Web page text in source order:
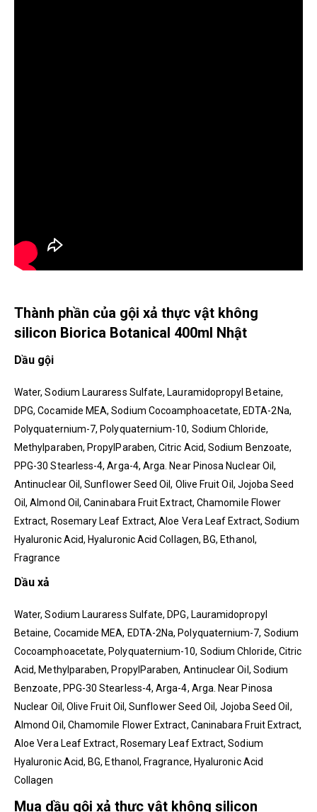
Thành phần của gội xả thực vật không
silicon Biorica Botanical 400ml Nhật
Dầu gội
Water, Sodium Lauraress Sulfate, Lauramidopropyl Betaine,
DPG, Cocamide MEA, Sodium Cocoamphoacetate, EDTA-2Na,
Polyquaternium-7, Polyquaternium-10, Sodium Chloride,
Methylparaben, PropylParaben, Citric Acid, Sodium Benzoate,
PPG-30 Stearless-4, Arga-4, Arga. Near Pinosa Nuclear Oil,
Antinuclear Oil, Sunflower Seed Oil, Olive Fruit Oil, Jojoba Seed
Oil, Almond Oil, Caninabara Fruit Extract, Chamomile Flower
Extract, Rosemary Leaf Extract, Aloe Vera Leaf Extract, Sodium
Hyaluronic Acid, Hyaluronic Acid Collagen, BG, Ethanol,
Fragrance
Dầu xả
Water, Sodium Lauraress Sulfate, DPG, Lauramidopropyl
Betaine, Cocamide MEA, EDTA-2Na, Polyquaternium-7, Sodium
Cocoamphoacetate, Polyquaternium-10, Sodium Chloride, Citric
Acid, Methylparaben, PropylParaben, Antinuclear Oil, Sodium
Benzoate, PPG-30 Stearless-4, Arga-4, Arga. Near Pinosa
Nuclear Oil, Olive Fruit Oil, Sunflower Seed Oil, Jojoba Seed Oil,
Almond Oil, Chamomile Flower Extract, Caninabara Fruit Extract,
Aloe Vera Leaf Extract, Rosemary Leaf Extract, Sodium
Hyaluronic Acid, BG, Ethanol, Fragrance, Hyaluronic Acid
Collagen
Mua dầu gội xả thực vật không silicon